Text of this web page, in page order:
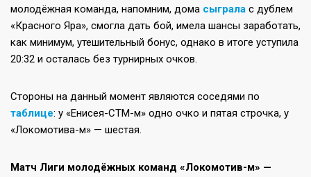
молодёжная команда, напомним, дома сыграла с дублем
«Красного Яра», смогла дать бой, имела шансы заработать,
как минимум, утешительный бонус, однако в итоге уступила
20:32 и осталась без турнирных очков.
Стороны на данный момент являются соседями по
таблице: у «Енисея-СТМ-м» одно очко и пятая строчка, у
«Локомотива-м» — шестая.
Матч Лиги молодёжных команд «Локомотив-м» —